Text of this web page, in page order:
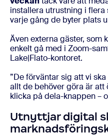
installera utrustning i
varje gång de byter plats
Även externa gäster, som
enkelt gå med i Zoom-
Lake|Flato-kontoret.
”De förväntar sig att vi
allt de behöver göra är
klicka på dela-knappen –
Utnyttjar digital